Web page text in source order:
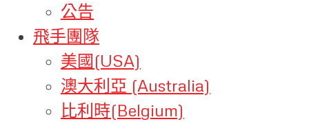
公告
飛手團隊
美國(USA)
澳大利亞 (Australia)
比利時(Belgium)